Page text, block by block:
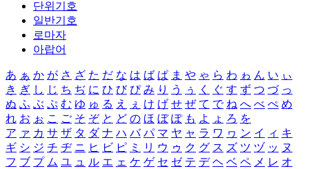
단위기호
일반기호
로마자
아랍어
あ ぁ か が さ ざ た だ な は ば ぱ ま や ゃ ら わ ゎ ん い ぃ
き ぎ し じ ち ぢ に ひ び ぴ み り う ぅ く ぐ す ず つ づ っ
ぬ ふ ぶ ぷ む ゆ ゅ る え ぇ け げ せ ぜ て で ね へ べ ぺ め
れ お ぉ こ ご そ ぞ と ど の ほ ぼ ぽ も よ ょ ろ を
ア ァ カ サ ザ タ ダ ナ ハ バ パ マ ヤ ャ ラ ワ ヮ ン イ ィ キ
ギ シ ジ チ ヂ ニ ヒ ビ ピ ミ リ ウ ゥ ク グ ス ズ ツ ヅ ッ ヌ
フ ブ プ ム ユ ュ ル エ ェ ケ ゲ セ ゼ テ デ ヘ ベ ペ メ レ オ